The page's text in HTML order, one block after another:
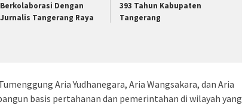
Berkolaborasi Dengan
Jurnalis Tangerang Raya
393 Tahun Kabupaten
Tangerang
Aria Yudhanegara, Aria Wangsakara, dan Aria
basis pertahanan dan pemerintahan di wilayah yang